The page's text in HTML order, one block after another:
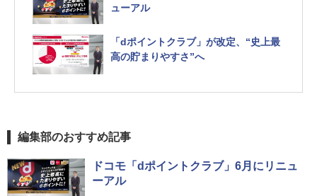
ューアル
「dポイントクラブ」が改定、“史上最
高の貯まりやすさ”へ
編集部のおすすめ記事
ドコモ「dポイントクラブ」6月にリニュ
ーアル